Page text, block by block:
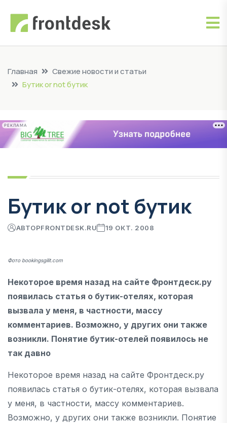
Главная
Свежие новости и статьи
Бутик or not бутик
РЕКЛАМА
Бутик or not бутик
АВТОРFRONTDESK.RU 19 ОКТ. 2008
Фото bookingsgilit.com
Некоторое время назад на сайте Фронтдеск.ру
появилась статья о бутик-отелях, которая
вызвала у меня, в частности, массу
комментариев. Возможно, у других они также
возникли. Понятие бутик-отелей появилось не
так давно
Некоторое время назад на сайте Фронтдеск.ру
появилась статья о бутик-отелях, которая вызвала
у меня, в частности, массу комментариев.
Возможно, у других они также возникли. Понятие